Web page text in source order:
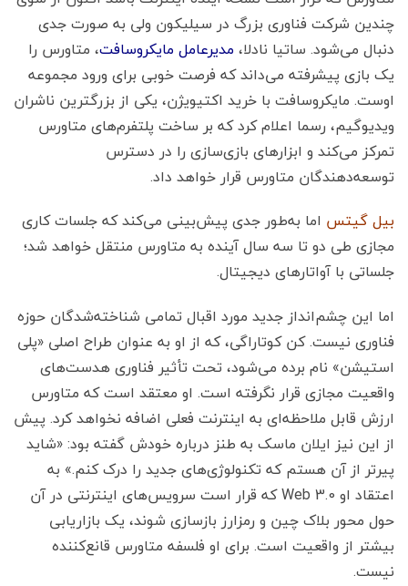
چندین شرکت فناوری بزرگ در سیلیکون ولی به صورت جدی
دنبال می‌شود. ساتیا نادلا، مدیرعامل مایکروسافت، متاورس را
یک بازی پیشرفته می‌داند که فرصت خوبی برای ورود مجموعه
اوست. مایکروسافت با خرید اکتیویژن، یکی از بزرگترین ناشران
ویدیوگیم، رسما اعلام کرد که بر ساخت پلتفرم‌های متاورس
تمرکز می‌کند و ابزارهای بازی‌سازی را در دسترس
توسعه‌دهندگان متاورس قرار خواهد داد.
بیل گیتس اما به‌طور جدی پیش‌بینی می‌کند که جلسات کاری
مجازی طی دو تا سه سال آینده به متاورس منتقل خواهد شد؛
جلساتی با آواتارهای دیجیتال.
اما این چشم‌انداز جدید مورد اقبال تمامی شناخته‌شدگان حوزه
فناوری نیست. کن کوتاراگی، که از او به عنوان طراح اصلی «پلی
استیشن» نام برده می‌شود، تحت تأثیر فناوری هدست‌های
واقعیت مجازی قرار نگرفته است. او معتقد است که متاورس
ارزش قابل ملاحظه‌ای به اینترنت فعلی اضافه نخواهد کرد. پیش
از این نیز ایلان ماسک به طنز درباره خودش گفته بود: «شاید
پیرتر از آن هستم که تکنولوژی‌های جدید را درک کنم.» به
اعتقاد او Web 3.0 که قرار است سرویس‌های اینترنتی در آن
حول محور بلاک چین و رمزارز بازسازی شوند، یک بازاریابی
بیشتر از واقعیت است. برای او فلسفه متاورس قانع‌کننده
نیست.